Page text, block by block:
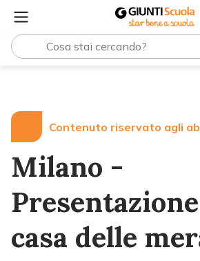
Contenuto riservato agli
Milano -
casa delle